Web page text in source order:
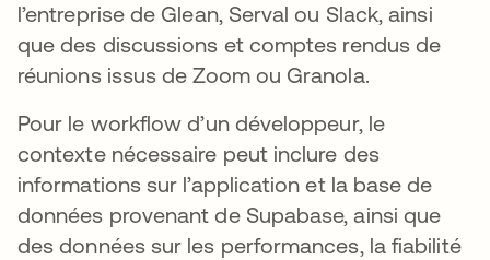
l’entreprise de Glean, Serval ou Slack, ainsi
que des discussions et comptes rendus de
réunions issus de Zoom ou Granola.
Pour le workflow d’un développeur, le
contexte nécessaire peut inclure des
informations sur l’application et la base de
données provenant de Supabase, ainsi que
des données sur les performances, la fiabilité